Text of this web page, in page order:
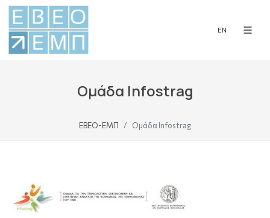
EN
Ομάδα Infostrag
ΕΒΕΟ-ΕΜΠ Ομάδα Infostrag